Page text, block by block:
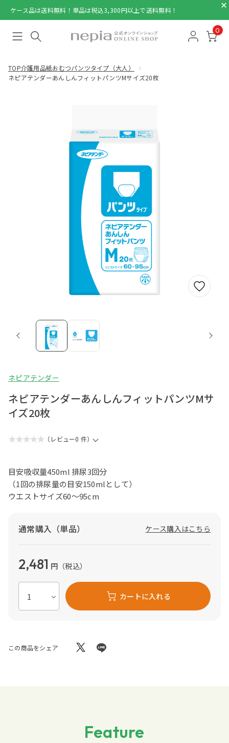
ケース品は送料無料！単品は税込3,300円以上で送料無料！
0
TOP介護用品紙おむつパンツタイプ（大人）
ネピアテンダーあんしんフィットパンツMサイズ20枚
ネピアテンダー
ネピアテンダーあんしんフィットパンツMサ
イズ20枚
★★★★★ （レビュー0 件）
目安吸収量450ml 排尿3回分
（1回の排尿量の目安150mlとして）
ウエストサイズ60～95cm
通常購入（単品） ケース購入はこちら
2,481 円（税込）
カートに入れる
この商品をシェア
Feature